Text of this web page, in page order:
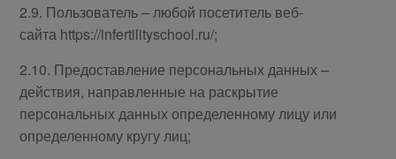
2.9. Пользователь – любой посетитель веб-
сайта https://infertilityschool.ru/;
2.10. Предоставление персональных данных –
действия, направленные на раскрытие
персональных данных определенному лицу или
определенному кругу лиц;